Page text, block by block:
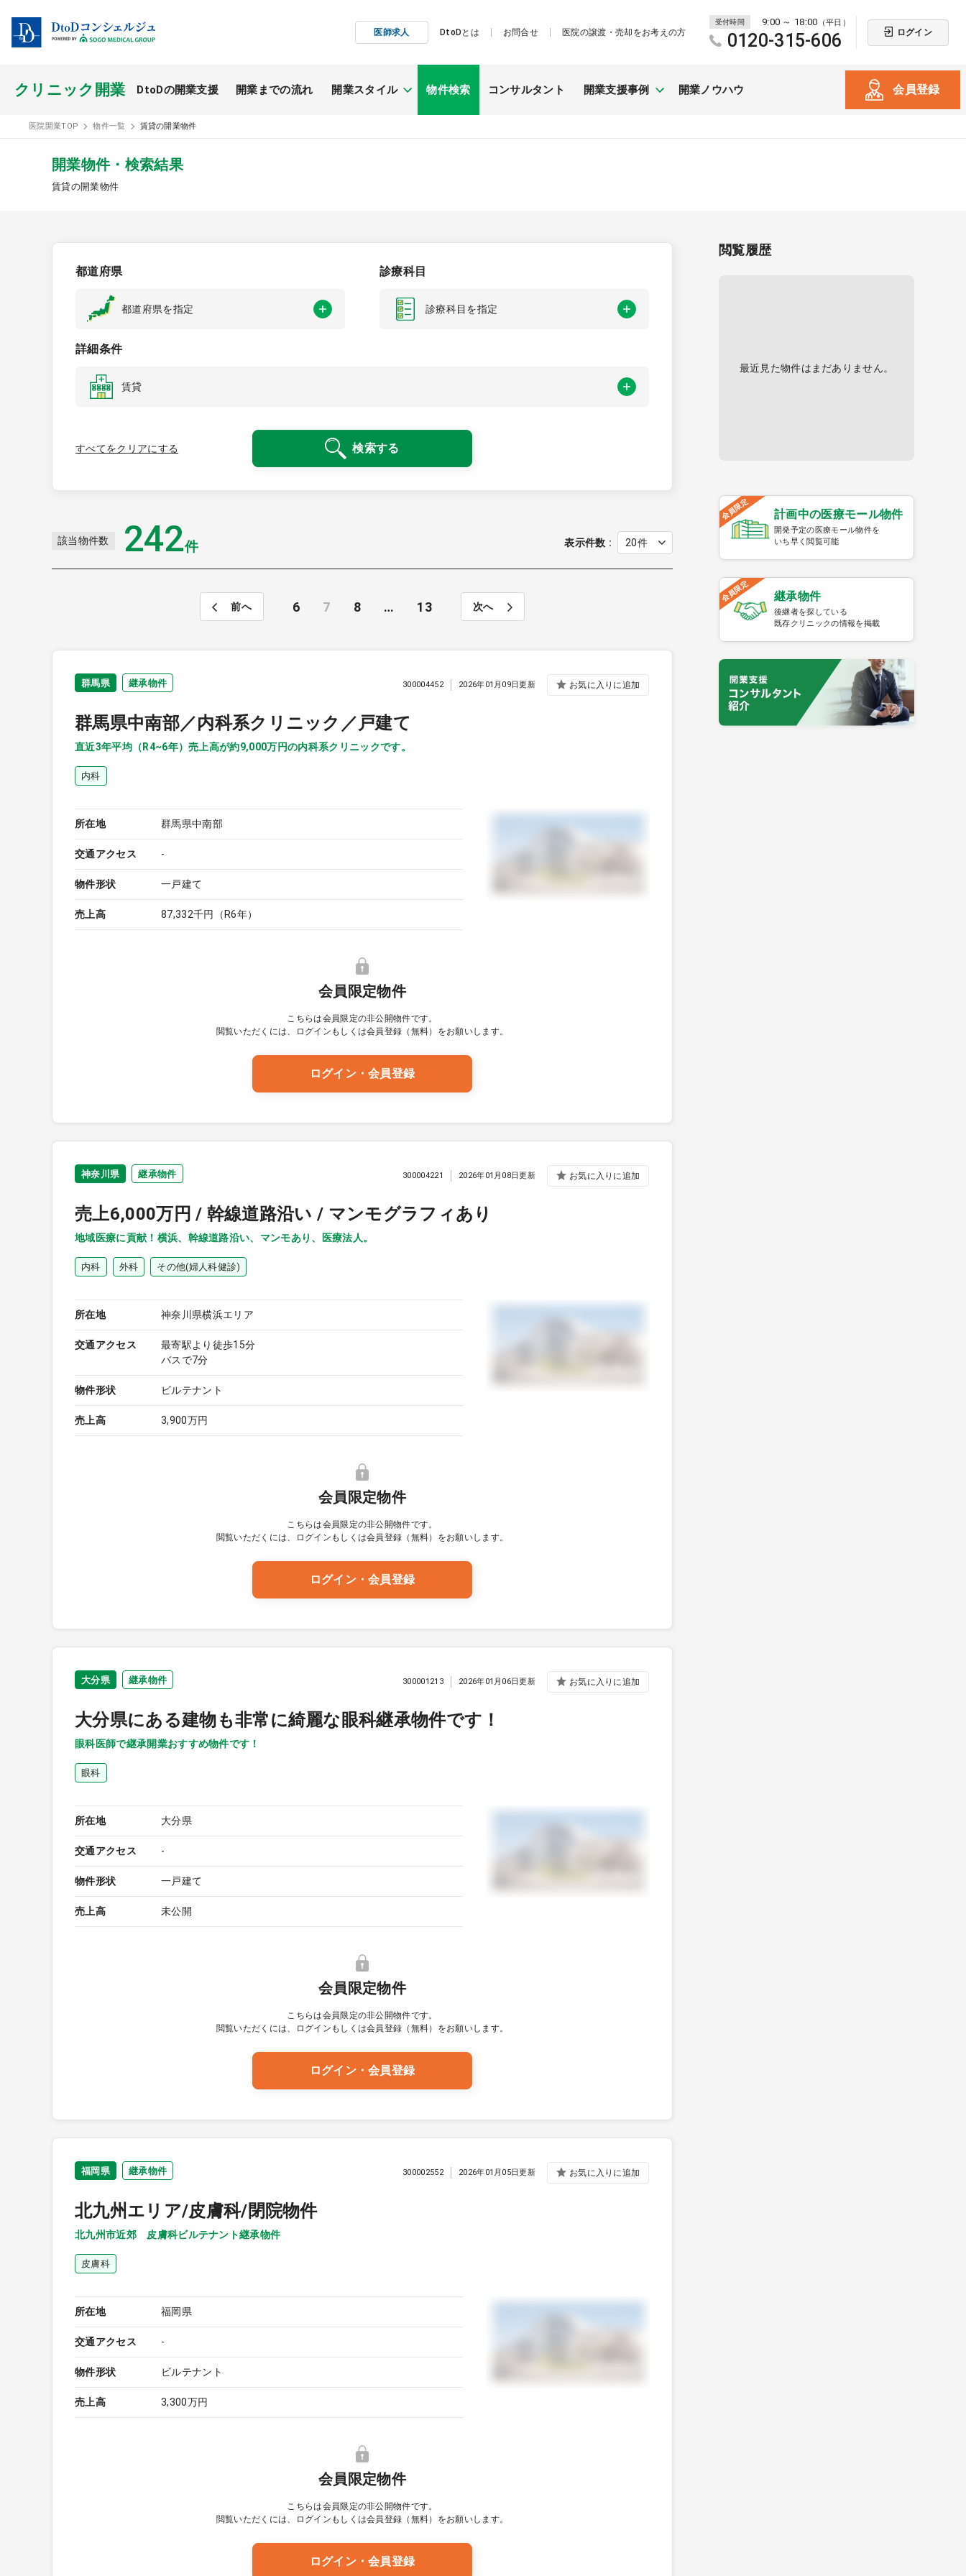
医師求人 DtoDとは お問合せ 医院の譲渡・売却をお考えの方
受付時間 9:00 ～ 18:00 （平日）
0120-315-606 ログイン
クリニック開業 DtoDの開業支援 開業までの流れ 開業スタイル
開業スタイル TOP
物件検索 コンサルタント 開業支援事例 開業ノウハウ 会員登録
医院開業TOP 物件一覧 賃貸の開業物件
開業物件・検索結果
賃貸の開業物件
都道府県
都道府県を指定
診療科目
診療科目を指定
詳細条件
賃貸
検索する
すべてをクリアにする
該当物件数 242件 表示件数
前へ 6 7 8 … 13 次へ
群馬県 継承物件
群馬県中南部／内科系クリニック／戸建て
直近3年平均（R4~6年）売上高が約9,000万円の内科系クリニックです。
300004452 2026年01月09日更新 お気に入りに追加
内科
所在地 群馬県中南部
交通アクセス -
物件形状 一戸建て
売上高 87,332千円（R6年）
会員限定物件
こちらは会員限定の非公開物件です。
閲覧いただくには、ログイン もしくは会員登録（無料）をお願いします。
ログイン・会員登録
神奈川県 継承物件
売上6,000万円 / 幹線道路沿い / マンモグラフィあり
地域医療に貢献！横浜、幹線道路沿い、マンモあり、医療法人。
300004221 2026年01月08日更新 お気に入りに追加
内科 外科 その他(婦人科健診)
所在地 神奈川県横浜エリア
交通アクセス
最寄駅より徒歩15分
バスで7分
物件形状 ビルテナント
売上高 3,900万円
会員限定物件
こちらは会員限定の非公開物件です。
閲覧いただくには、ログイン もしくは会員登録（無料）をお願いします。
ログイン・会員登録
大分県 継承物件
大分県にある建物も非常に綺麗な眼科継承物件です！
眼科医師で継承開業おすすめ物件です！
300001213 2026年01月06日更新 お気に入りに追加
眼科
所在地 大分県
交通アクセス -
物件形状 一戸建て
売上高 未公開
会員限定物件
こちらは会員限定の非公開物件です。
閲覧いただくには、ログイン もしくは会員登録（無料）をお願いします。
ログイン・会員登録
福岡県 継承物件
北九州エリア/皮膚科/閉院物件
北九州市近郊 皮膚科ビルテナント継承物件
300002552 2026年01月05日更新 お気に入りに追加
皮膚科
所在地 福岡県
交通アクセス -
物件形状 ビルテナント
売上高 3,300万円
会員限定物件
こちらは会員限定の非公開物件です。
閲覧いただくには、ログイン もしくは会員登録（無料）をお願いします。
ログイン・会員登録
閲覧履歴
最近見た物件はまだありません。
会員限定 計画中の医療モール物件
開発予定の医療モール物件を
いち早く閲覧可能
会員限定 継承物件
後継者を探している
既存クリニックの情報を掲載